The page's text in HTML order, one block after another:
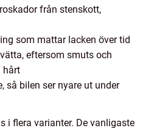
från stenskott,
som mattar lacken över tid
eftersom smuts och
hårt
så bilen ser nyare ut under
i flera varianter. De vanligaste